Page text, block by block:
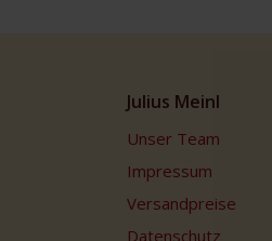
Julius Meinl
Unser Team
Impressum
Versandpreise
Datenschutz